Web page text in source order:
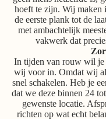
hoeft te zijn. Wij maken
de eerste plank tot de
met ambachtelijk
vakwerk dat
In tijden van rouw wil je
wij voor in. Omdat wij
snel schakelen. Heb je
dat we deze binnen 24
gewenste locatie.
richten op wat echt